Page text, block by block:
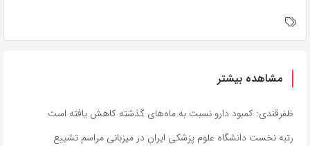
مشاهده بیشتر
ظفرقندی: کمبود دارو نسبت به ماه‌های گذشته کاهش یافته است
رتبه نخست دانشگاه علوم پزشکی ایران در میزبانی مراسم تشییع